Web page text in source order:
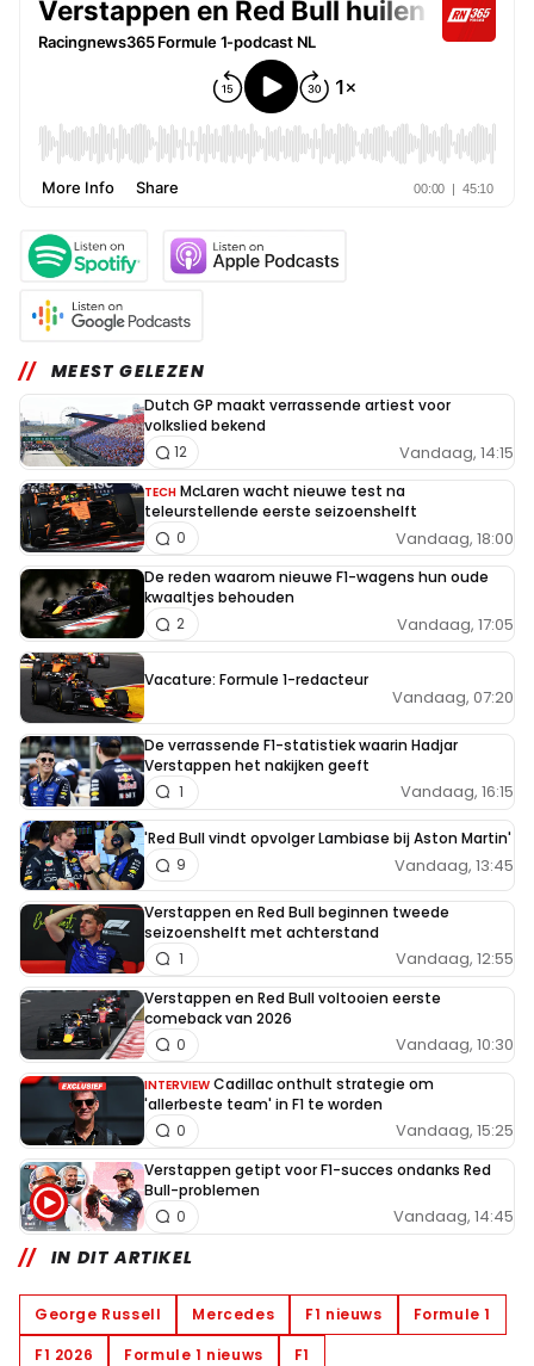
MEEST GELEZEN
Dutch GP maakt verrassende artiest voor
volkslied bekend
Vandaag, 14:15
12
TECH McLaren wacht nieuwe test na
teleurstellende eerste seizoenshelft
Vandaag, 18:00
0
De reden waarom nieuwe F1-wagens hun oude
kwaaltjes behouden
Vandaag, 17:05
2
Vacature: Formule 1-redacteur
Vandaag, 07:20
De verrassende F1-statistiek waarin Hadjar
Verstappen het nakijken geeft
Vandaag, 16:15
1
'Red Bull vindt opvolger Lambiase bij Aston Martin'
Vandaag, 13:45
9
Verstappen en Red Bull beginnen tweede
seizoenshelft met achterstand
Vandaag, 12:55
1
Verstappen en Red Bull voltooien eerste
comeback van 2026
Vandaag, 10:30
0
INTERVIEW Cadillac onthult strategie om
'allerbeste team' in F1 te worden
Vandaag, 15:25
0
Verstappen getipt voor F1-succes ondanks Red
Bull-problemen
Vandaag, 14:45
0
IN DIT ARTIKEL
George Russell Mercedes F1 nieuws
Formule 1
F1 2026
Formule 1 nieuws
F1